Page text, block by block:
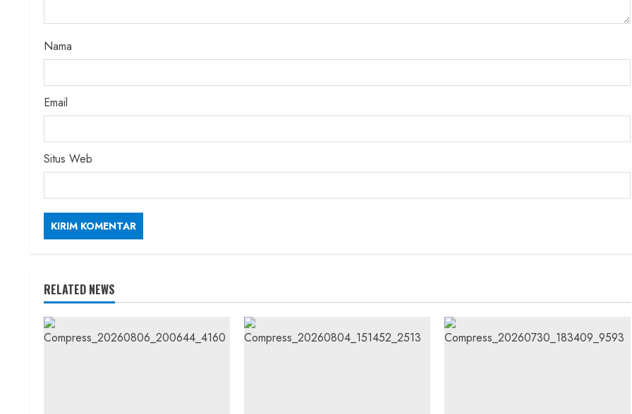
i
n
g
Nama
Email
Situs Web
RELATED NEWS